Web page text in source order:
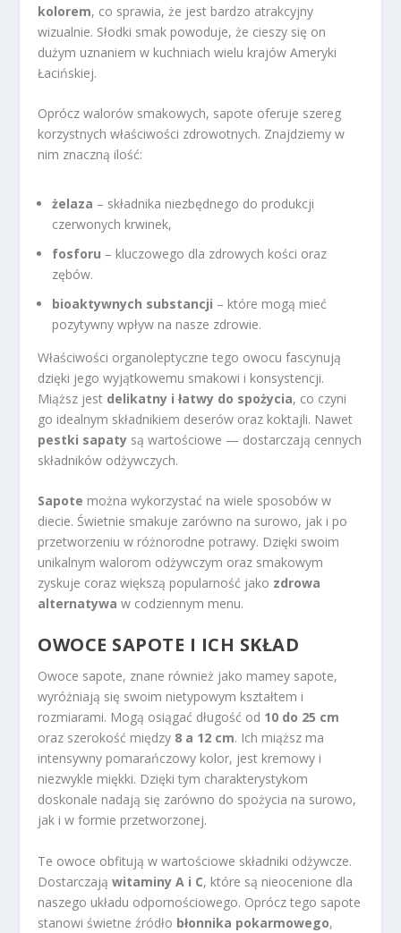
kolorem, co sprawia, że jest bardzo atrakcyjny
wizualnie. Słodki smak powoduje, że cieszy się on
dużym uznaniem w kuchniach wielu krajów Ameryki
Łacińskiej.
Oprócz walorów smakowych, sapote oferuje szereg
korzystnych właściwości zdrowotnych. Znajdziemy w
nim znaczną ilość:
żelaza – składnika niezbędnego do produkcji
czerwonych krwinek,
fosforu – kluczowego dla zdrowych kości oraz
zębów.
bioaktywnych substancji – które mogą mieć
pozytywny wpływ na nasze zdrowie.
Właściwości organoleptyczne tego owocu fascynują
dzięki jego wyjątkowemu smakowi i konsystencji.
Miąższ jest delikatny i łatwy do spożycia, co czyni
go idealnym składnikiem deserów oraz koktajli. Nawet
pestki sapaty są wartościowe — dostarczają cennych
składników odżywczych.
Sapote można wykorzystać na wiele sposobów w
diecie. Świetnie smakuje zarówno na surowo, jak i po
przetworzeniu w różnorodne potrawy. Dzięki swoim
unikalnym walorom odżywczym oraz smakowym
zyskuje coraz większą popularność jako zdrowa
alternatywa w codziennym menu.
OWOCE SAPOTE I ICH SKŁAD
Owoce sapote, znane również jako mamey sapote,
wyróżniają się swoim nietypowym kształtem i
rozmiarami. Mogą osiągać długość od 10 do 25 cm
oraz szerokość między 8 a 12 cm. Ich miąższ ma
intensywny pomarańczowy kolor, jest kremowy i
niezwykle miękki. Dzięki tym charakterystykom
doskonale nadają się zarówno do spożycia na surowo,
jak i w formie przetworzonej.
Te owoce obfitują w wartościowe składniki odżywcze.
Dostarczająwitaminy A i C, które są nieocenione dla
naszego układu odpornościowego. Oprócz tego sapote
stanowi świetne źródło błonnika pokarmowego,